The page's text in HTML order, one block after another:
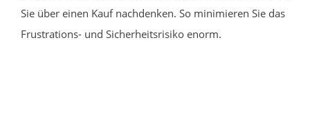
Sie über einen Kauf nachdenken. So minimieren Sie das
Frustrations- und Sicherheitsrisiko enorm.